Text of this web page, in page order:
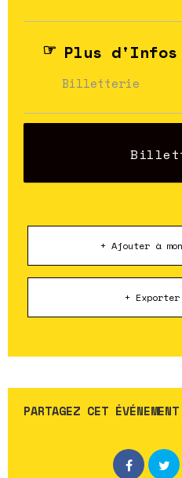
Plus d'Infos
Billetterie
+ Ajouter à
+
PARTAGEZ CET ÉVÉNEMENT